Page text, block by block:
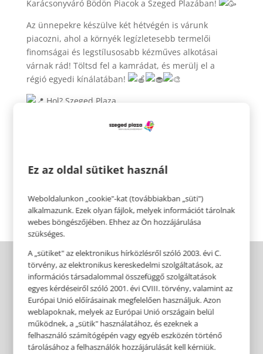
Karácsonyváró Bödön Piacok a Szeged Plazában!
Az ünnepekre készülve két hétvégén is várunk
piacozni, ahol a környék legízletesebb termelői
finomságai és legstílusosabb kézműves alkotásai
várnak rád! Töltsd fel a kamrádat, és merülj el a
régió egyedi kínálatában!
Hol? Szeged Plaza
December 20-21., szombat, vasárnap: 9:00 – 18:00
Ez az oldal sütiket használ
Weboldalunkon „cookie"-kat (továbbiakban „süti")
alkalmazunk. Ezek olyan fájlok, melyek információt tárolnak
webes böngészőjében. Ehhez az Ön hozzájárulása
szükséges.
A „sütiket" az elektronikus hírközlésről szóló 2003. évi C.
törvény, az elektronikus kereskedelmi szolgáltatások, az
információs társadalommal összefüggő szolgáltatások
egyes kérdéseiről szóló 2001. évi CVIII. törvény, valamint az
Európai Unió előírásainak megfelelően használjuk. Azon
weblapoknak, melyek az Európai Unió országain belül
működnek, a „sütik" használatához, és ezeknek a
felhasználó számítógépén vagy egyéb eszközén történő
tárolásához a felhasználók hozzájárulását kell kérniük.